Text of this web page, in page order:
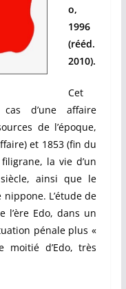
o,
1996
(rééd.
2010).
Cet
d’une affaire
de l’époque,
et 1853 (fin du
la vie d’un
siècle, ainsi que le
L’étude de
l’ère Edo, dans un
pénale plus «
d’Edo, très